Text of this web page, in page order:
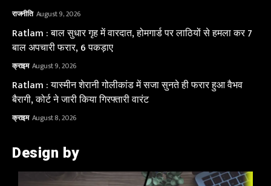
राजनीति August 9, 2026
Ratlam : बाल सुधार गृह में वारदात, होमगार्ड पर लाठियों से हमला कर 7
बाल अपचारी फरार, 6 पकड़ाए
क्राइम August 9, 2026
Ratlam : यास्मीन शेरानी गोलीकांड में सजा सुनते ही फरार हुआ वैभव
बैरागी, कोर्ट ने जारी किया गिरफ्तारी वारंट
क्राइम August 8, 2026
Design by